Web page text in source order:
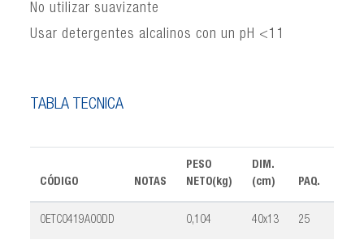
No utilizar suavizante
Usar detergentes alcalinos con un pH <11
TABLA TÉCNICA
CÓDIGO NOTAS
PESO
NETO(kg)
DIM.
(cm)
PAQ.
0ETC0419A00DD 0,104 40x13 25